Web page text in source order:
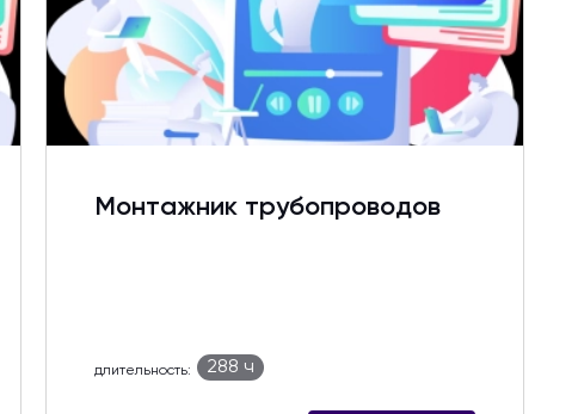
Монтажник трубопроводов
длительность: 288 ч